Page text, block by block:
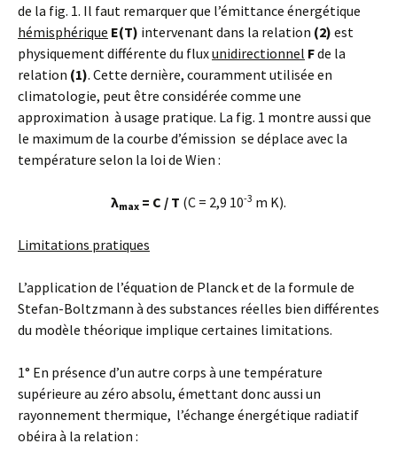
de la fig. 1. Il faut remarquer que l’émittance énergétique
hémisphérique E(T) intervenant dans la relation (2) est
physiquement différente du fluxunidirectionnel Fde la
relation (1). Cette dernière, couramment utilisée en
climatologie, peut être considérée comme une
approximation à usage pratique. La fig. 1 montre aussi que
le maximum de la courbe d’émission se déplace avec la
température selon la loi de Wien :
λmax = C / T (C = 2,9 10-3 m K).
Limitations pratiques
L’application de l’équation de Planck et de la formule de
Stefan-Boltzmann à des substances réelles bien différentes
du modèle théorique implique certaines limitations.
1° En présence d’un autre corps à une température
supérieure au zéro absolu, émettant donc aussi un
rayonnement thermique, l’échange énergétique radiatif
obéira à la relation :